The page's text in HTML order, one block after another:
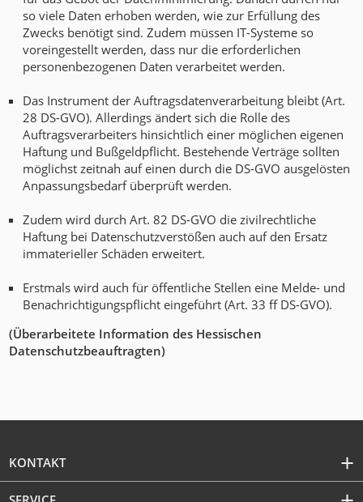
so viele Daten erhoben werden, wie zur Erfüllung des
Zwecks benötigt sind. Zudem müssen IT-Systeme so
voreingestellt werden, dass nur die erforderlichen
personenbezogenen Daten verarbeitet werden.
Das Instrument der Auftragsdatenverarbeitung bleibt (Art.
28 DS-GVO). Allerdings ändert sich die Rolle des
Auftragsverarbeiters hinsichtlich einer möglichen eigenen
Haftung und Bußgeldpflicht. Bestehende Verträge sollten
möglichst zeitnah auf einen durch die DS-GVO ausgelösten
Anpassungsbedarf überprüft werden.
Zudem wird durch Art. 82 DS-GVO die zivilrechtliche
Haftung bei Datenschutzverstößen auch auf den Ersatz
immaterieller Schäden erweitert.
Erstmals wird auch für öffentliche Stellen eine Melde- und
Benachrichtigungspflicht eingeführt (Art. 33 ff DS-GVO).
(Überarbeitete Information des Hessischen
Datenschutzbeauftragten)
KONTAKT